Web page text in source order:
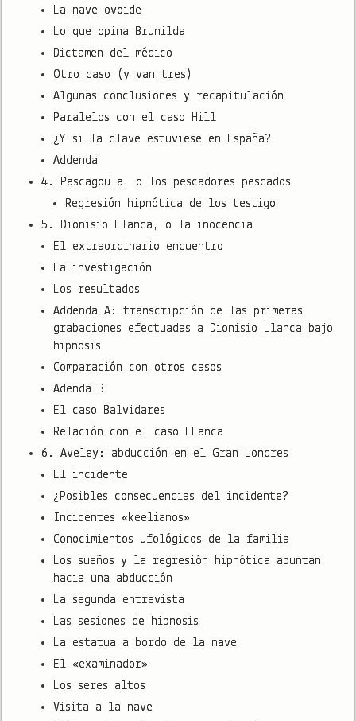
La nave ovoide
Lo que opina Brunilda
Dictamen del médico
Otro caso (y van tres)
Algunas conclusiones y recapitulación
Paralelos con el caso Hill
¿Y si la clave estuviese en España?
Addenda
4. Pascagoula, o los pescadores pescados
Regresión hipnótica de los testigo
5. Dionisio Llanca, o la inocencia
El extraordinario encuentro
La investigación
Los resultados
Addenda A: transcripción de las primeras
grabaciones efectuadas a Dionisio Llanca bajo
hipnosis
Comparación con otros casos
Adenda B
El caso Balvidares
Relación con el caso LLanca
6. Aveley: abducción en el Gran Londres
El incidente
¿Posibles consecuencias del incidente?
Incidentes «keelianos»
Conocimientos ufológicos de la familia
Los sueños y la regresión hipnótica apuntan
hacia una abducción
La segunda entrevista
Las sesiones de hipnosis
La estatua a bordo de la nave
El «examinador»
Los seres altos
Visita a la nave